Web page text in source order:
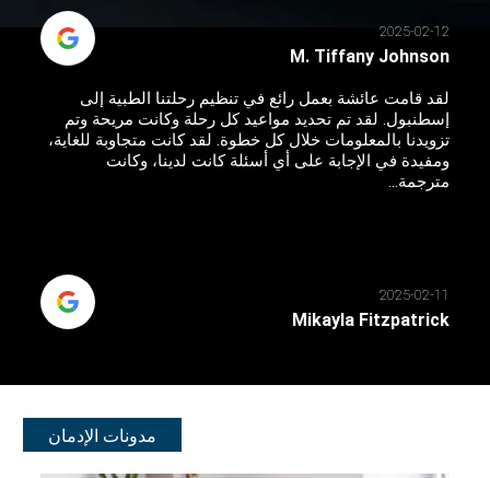
2025-02-12
M. Tiffany Johnson
لقد قامت عائشة بعمل رائع في تنظيم رحلتنا الطبية إلى
إسطنبول. لقد تم تحديد مواعيد كل رحلة وكانت مريحة وتم
تزويدنا بالمعلومات خلال كل خطوة. لقد كانت متجاوبة للغاية،
ومفيدة في الإجابة على أي أسئلة كانت لدينا، وكانت
مترجمة...
2025-02-11
Mikayla Fitzpatrick
مدونات الإدمان